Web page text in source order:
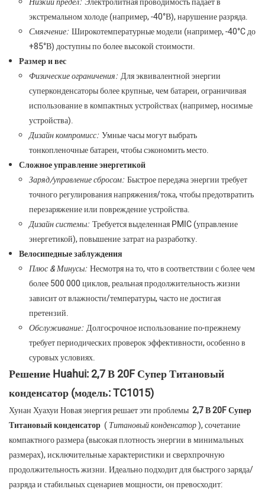
экстремальном холоде (например, -40°В), нарушение разряда.
Смягчение: Широкотемпературные модели (например, -40°C до
+85°В) доступны по более высокой стоимости.
Размер и вес
Физические ограничения: Для эквивалентной энергии
суперконденсаторы более крупные, чем батареи, ограничивая
использование в компактных устройствах (например, носимые
устройства).
Дизайн компромисс: Умные часы могут выбрать
тонкопленочные батареи, чтобы сэкономить место.
Сложное управление энергетикой
Заряд/управление сбросом: Быстрое передача энергии требует
точного регулирования напряжения/тока, чтобы предотвратить
перезаряжение или повреждение устройства.
Дизайн системы: Требуется выделенная PMIC (управление
энергетикой), повышение затрат на разработку.
Велосипедные заблуждения
Плюс & Минусы: Несмотря на то, что в соответствии с более чем
более 500 000 циклов, реальная продолжительность жизни
зависит от влажности/температуры, часто не достигая
претензий.
Обслуживание: Долгосрочное использование по-прежнему
требует периодических проверок эффективности, особенно в
суровых условиях.
Решение Huahui: 2,7 В 20F Супер Титановый
конденсатор (модель: TC1015)
Хунан Хуахуи Новая энергия решает эти проблемы 2,7 В 20F Супер
Титановый конденсатор (Титановый конденсатор), сочетание
компактного размера (высокая плотность энергии в минимальных
размерах), исключительные характеристики и сверхпрочную
продолжительность жизни. Идеально подходит для быстрого заряда/
разряда и стабильных сценариев мощности, он превосходит: